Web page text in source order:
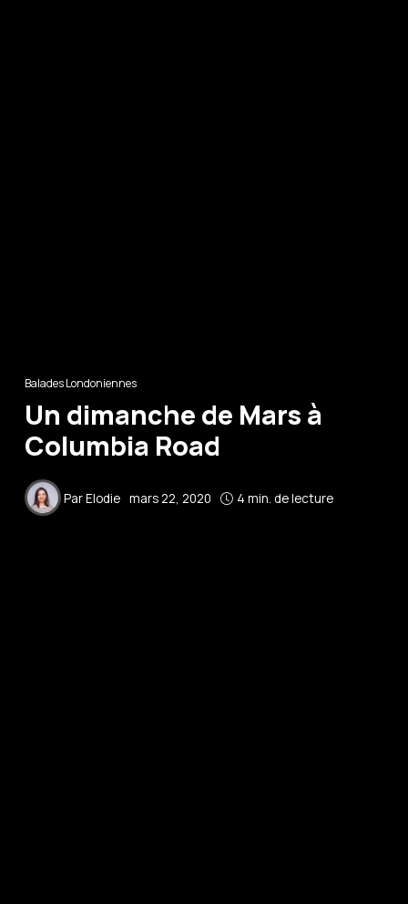
Balades Londoniennes
Un dimanche de Mars à
Columbia Road
ParElodie mars 22, 2020 4 min. de lecture